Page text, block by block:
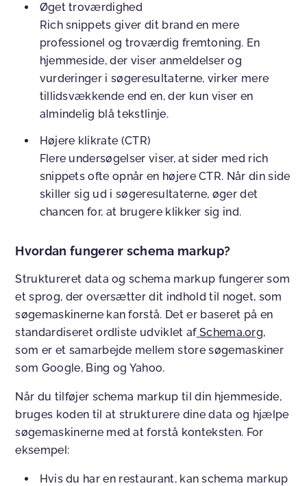
Øget troværdighed
Rich snippets giver dit brand en mere
professionel og troværdig fremtoning. En
hjemmeside, der viser anmeldelser og
vurderinger i søgeresultaterne, virker mere
tillidsvækkende end en, der kun viser en
almindelig blå tekstlinje.
Højere klikrate (CTR)
Flere undersøgelser viser, at sider med rich
snippets ofte opnår en højere CTR. Når din side
skiller sig ud i søgeresultaterne, øger det
chancen for, at brugere klikker sig ind.
Hvordan fungerer schema markup?
Struktureret data og schema markup fungerer som
et sprog, der oversætter dit indhold til noget, som
søgemaskinerne kan forstå. Det er baseret på en
standardiseret ordliste udviklet af Schema.org,
som er et samarbejde mellem store søgemaskiner
som Google, Bing og Yahoo.
Når du tilføjer schema markup til din hjemmeside,
bruges koden til at strukturere dine data og hjælpe
søgemaskinerne med at forstå konteksten. For
eksempel:
Hvis du har en restaurant, kan schema markup